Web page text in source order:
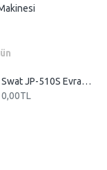
Swat JP-510S Evrak imha Makinesi
0,00TL